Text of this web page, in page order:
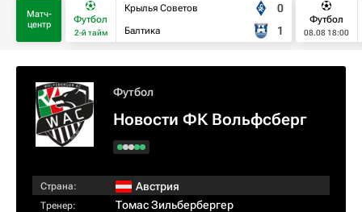
Матч-
центр
Футбол
2-й тайм
Крылья Советов
Балтика
0
1
Футбол
08.08 18:00
Футбол
Новости ФК Вольфсберг
Страна: Австрия
Тренер: Томас Зильбербергер